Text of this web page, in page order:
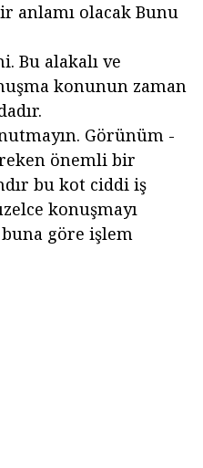
anlamı olacak Bunu
Bu alakalı ve
konunun zaman
Görünüm -
önemli bir
bu kot ciddi iş
konuşmayı
göre işlem